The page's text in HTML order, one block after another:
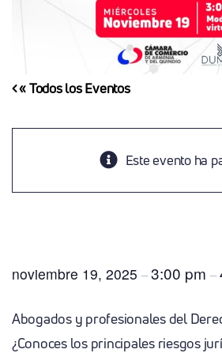
« Todos los Eventos
Este evento ha
noviembre 19, 2025 –3:00 pm –
Abogados y profesionales del
¿Conoces los principales riesgos